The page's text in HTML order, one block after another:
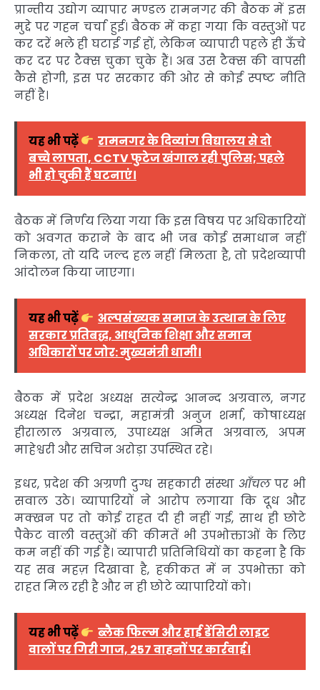
प्रान्तीय उद्योग व्यापार मण्डल रामनगर की बैठक में इस
मुद्दे पर गहन चर्चा हुई। बैठक में कहा गया कि वस्तुओं पर
कर दरें भले ही घटाई गई हों, लेकिन व्यापारी पहले ही ऊँचे
कर दर पर टैक्स चुका चुके हैं। अब उस टैक्स की वापसी
कैसे होगी, इस पर सरकार की ओर से कोई स्पष्ट नीति
नहीं है।
यह भी पढ़ें
रामनगर के दिव्यांग विद्यालय से दो
बच्चे लापता, CCTV फुटेज खंगाल रही पुलिस; पहले
भी हो चुकी हैं घटनाएं।
बैठक में निर्णय लिया गया कि इस विषय पर अधिकारियों
को अवगत कराने के बाद भी जब कोई समाधान नहीं
निकला, तो यदि जल्द हल नहीं मिलता है, तो प्रदेशव्यापी
आंदोलन किया जाएगा।
यह भी पढ़ें
अल्पसंख्यक समाज के उत्थान के लिए
सरकार प्रतिबद्ध, आधुनिक शिक्षा और समान
अधिकारों पर जोर: मुख्यमंत्री धामी।
बैठक में प्रदेश अध्यक्ष सत्येन्द्र आनन्द अग्रवाल, नगर
अध्यक्ष दिनेश चन्द्रा, महामंत्री अनुज शर्मा, कोषाध्यक्ष
हीरालाल अग्रवाल, उपाध्यक्ष अमित अग्रवाल, अपम
माहेश्वरी और सचिन अरोड़ा उपस्थित रहे।
इधर, प्रदेश की अग्रणी दुग्ध सहकारी संस्था आँचलपर भी
सवाल उठे। व्यापारियों ने आरोप लगाया कि दूध और
मक्खन पर तो कोई राहत दी ही नहीं गई, साथ ही छोटे
पैकेट वाली वस्तुओं की कीमतें भी उपभोक्ताओं के लिए
कम नहीं की गई हैं। व्यापारी प्रतिनिधियों का कहना है कि
यह सब महज़ दिखावा है, हकीकत में न उपभोक्ता को
राहत मिल रही है और न ही छोटे व्यापारियों को।
यह भी पढ़ें
ब्लैक फिल्म और हाई डेंसिटी लाइट
वालों पर गिरी गाज, 257 वाहनों पर कार्रवाई।